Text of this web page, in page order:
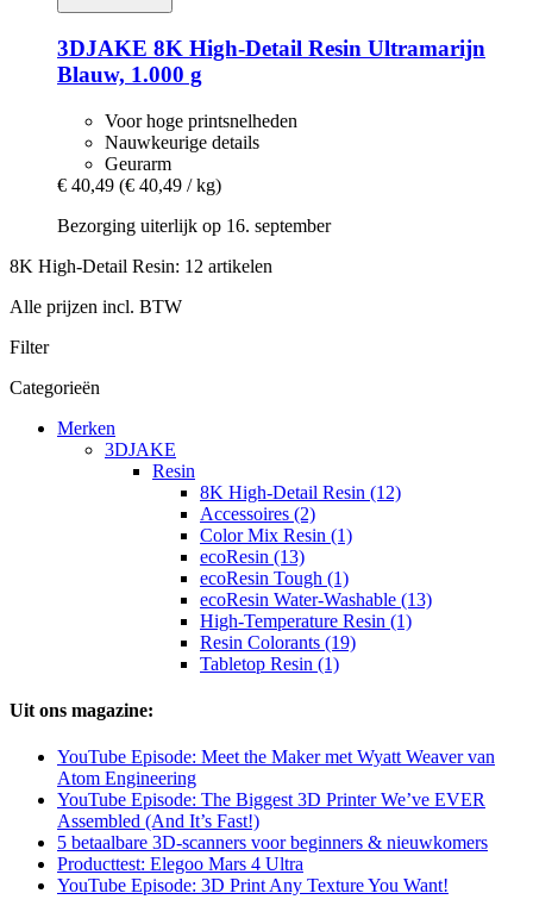
3DJAKE 8K High-​Detail Resin Ultramarijn
Blauw, 1.000 g
Voor hoge printsnelheden
Nauwkeurige details
Geurarm
€ 40,49 (€ 40,49 / kg)
Bezorging uiterlijk op 16. september
8K High-Detail Resin: 12 artikelen
Alle prijzen incl. BTW
Filter
Categorieën
Merken
3DJAKE
Resin
8K High-Detail Resin (12)
Accessoires (2)
Color Mix Resin (1)
ecoResin (13)
ecoResin Tough (1)
ecoResin Water-Washable (13)
High-Temperature Resin (1)
Resin Colorants (19)
Tabletop Resin (1)
Uit ons magazine:
YouTube Episode: Meet the Maker met Wyatt Weaver van
Atom Engineering
YouTube Episode: The Biggest 3D Printer We’ve EVER
Assembled (And It’s Fast!)
5 betaalbare 3D-scanners voor beginners & nieuwkomers
Producttest: Elegoo Mars 4 Ultra
YouTube Episode: 3D Print Any Texture You Want!